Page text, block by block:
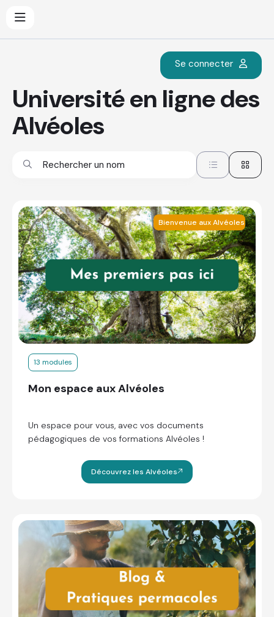
Université en ligne des
Alvéoles
Se connecter
Bienvenue aux Alvéoles !
13 modules
Mon espace aux Alvéoles
Un espace pour vous, avec vos documents
pédagogiques de vos formations Alvéoles !
Découvrez les Alvéoles